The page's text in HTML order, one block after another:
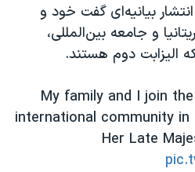
بیانیه‌ای گفت خود و
و جامعه بین‌المللی،
الیزابت دوم هستند.
My family and I join
international community
Her Late